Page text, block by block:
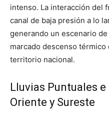
intenso. La interacción del
canal de baja presión a lo
generando un escenario
marcado descenso
territorio nacional.
Lluvias Puntuales
Oriente y Sureste